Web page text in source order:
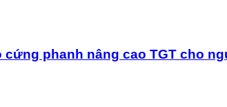
phanh nâng cao TGT cho